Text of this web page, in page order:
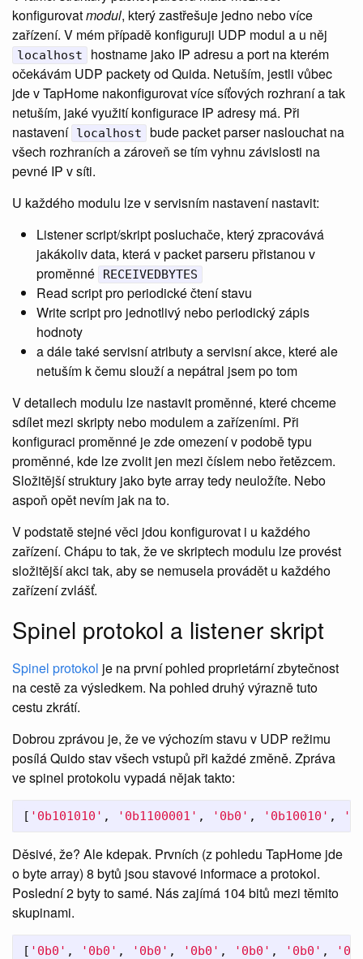
konfigurovatmodul, který zastřešuje jedno nebo více
zařízení. V mém případě konfiguruji UDP modul a u něj
localhost
hostname jako IP adresu a port na kterém
očekávám UDP packety od Quida. Netuším, jestli vůbec
jde v TapHome nakonfigurovat více síťových rozhraní a tak
netuším, jaké využití konfigurace IP adresy má. Při
nastavení localhost
bude packet parser naslouchat na
všech rozhraních a zároveň se tím vyhnu závislosti na
pevné IP v síti.
U každého modulu lze v servisním nastavení nastavit:
Listener script/skript posluchače, který zpracovává
jakákoliv data, která v packet parseru přistanou v
proměnné
RECEIVEDBYTES
Read script pro periodické čtení stavu
Write script pro jednotlivý nebo periodický zápis
hodnoty
a dále také servisní atributy a servisní akce, které ale
netuším k čemu slouží a nepátral jsem po tom
V detailech modulu lze nastavit proměnné, které chceme
sdílet mezi skripty nebo modulem a zařízeními. Při
konfiguraci proměnné je zde omezení v podobě typu
proměnné, kde lze zvolit jen mezi číslem nebo řetězcem.
Složitější struktury jako byte array tedy neuložíte. Nebo
aspoň opět nevím jak na to.
V podstatě stejné věci jdou konfigurovat i u každého
zařízení. Chápu to tak, že ve skriptech modulu lze provést
složitější akci tak, aby se nemusela provádět u každého
zařízení zvlášť.
Spinel protokol a listener skript
Spinel protokol je na první pohled proprietární zbytečnost
na cestě za výsledkem. Na pohled druhý výrazně tuto
cestu zkrátí.
Dobrou zprávou je, že ve výchozím stavu v UDP režimu
posílá Quido stav všech vstupů při každé změně. Zpráva
ve spinel protokolu vypadá nějak takto:
[ '0b101010' , '0b1100001' , '0b0' , '0b10010' ,
Děsivé, že? Ale kdepak. Prvních (z pohledu TapHome jde
o byte array) 8 bytů jsou stavové informace a protokol.
Poslední 2 byty to samé. Nás zajímá 104 bitů mezi těmito
skupinami.
[ '0b0' , '0b0' , '0b0' , '0b0' , '0b0' , '0b0' ,